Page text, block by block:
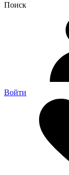
Поиск
Войти